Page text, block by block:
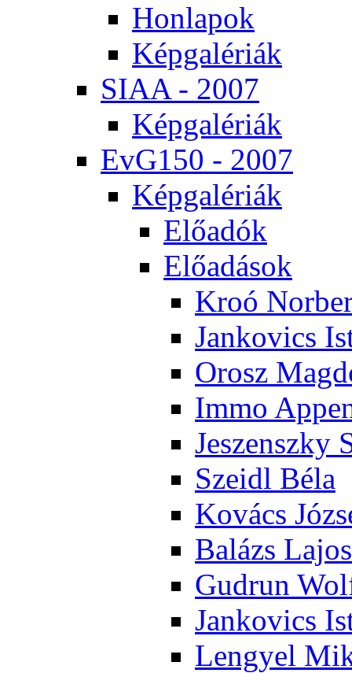
Hon­la­pok
Kép­ga­lé­ri­ák
SI­AA - 2007
Kép­ga­lé­ri­ák
EvG150 - 2007
Kép­ga­lé­ri­ák
Elő­adók
Elő­adá­sok
Kroó
Jan­ko­vics
Orosz
Im­mo
Je­szensz­ky
Szeidl Bé­la
Ko­vács
Ba­lázs La­jos
Gud­run
Jan­ko­vics
Len­gyel